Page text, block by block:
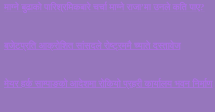
माग्ने बुढाको पारिश्रमिकबारे चर्चा माग्ने राजा’मा उनले कति पाए?
बजेटप्रति आक्रोशित सांसदले रोष्ट्रममै च्याते दस्तावेज
मेयर हर्क साम्पाङको आदेशमा रोकियो प्रहरी कार्यालय भवन निर्माण